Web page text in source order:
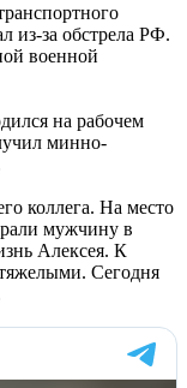
из-за обстрела РФ.
военной
на рабочем
минно-
коллега. На место
мужчину в
Алексея. К
Сегодня